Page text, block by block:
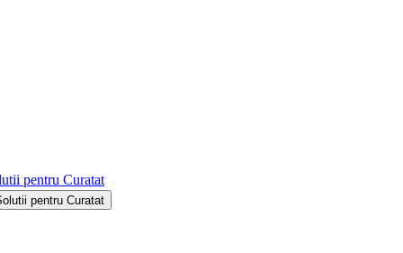
pentru Curatat
pentru Curatat